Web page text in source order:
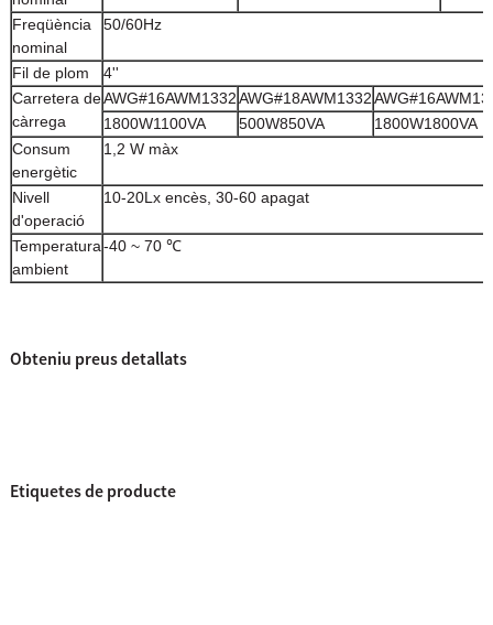
Freqüència
nominal
50/60Hz
Fil de plom
4''
Carretera de
càrrega
AWG#16AWM1332AWG#18AWM1332
1800W1100VA
500W850VA
1800W1800VA
Consum
energètic
1,2 W màx
Nivell
d'operació
10-20Lx encès, 30-60 apagat
Temperatura
ambient
-40 ~ 70 ℃
Obteniu preus detallats
Etiquetes de producte